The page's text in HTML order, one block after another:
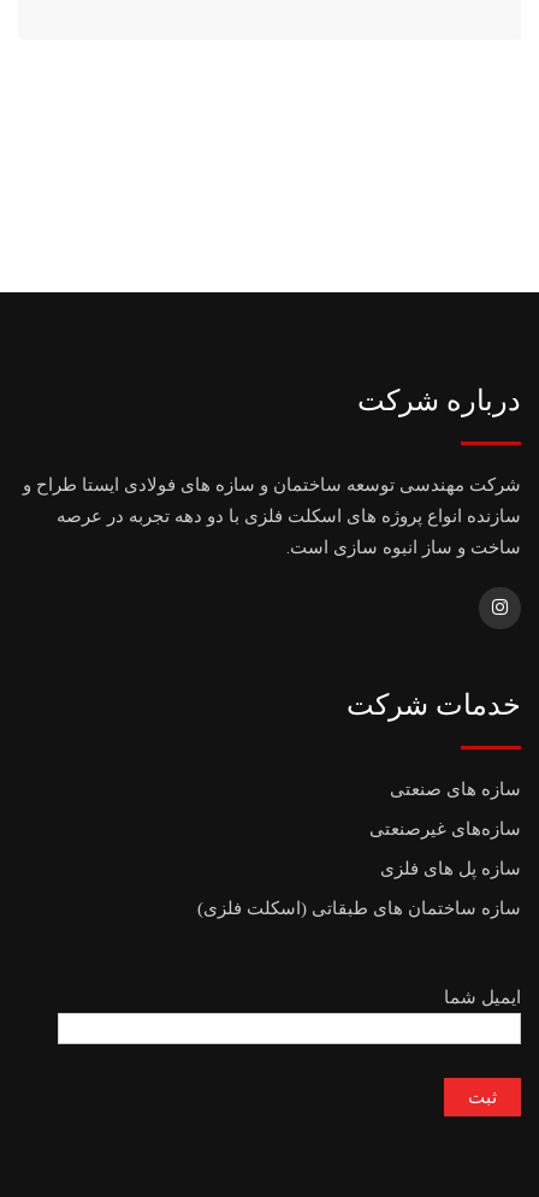
درباره شرکت
شرکت مهندسی توسعه ساختمان و سازه های فولادی ایستا طراح و
سازنده انواع پروژه های اسکلت فلزی با دو دهه تجربه در عرصه
ساخت و ساز انبوه سازی است.
خدمات شرکت
سازه های صنعتی
سازه‌های غیرصنعتی
سازه پل های فلزی
سازه ساختمان های طبقاتی (اسکلت فلزی)
ایمیل شما